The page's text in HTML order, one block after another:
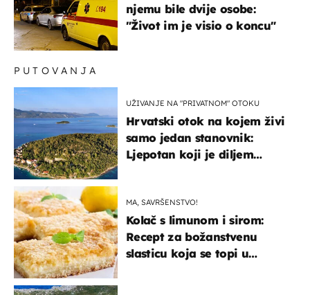
njemu bile dvije osobe:
"Život im je visio o koncu"
PUTOVANJA
UŽIVANJE NA "PRIVATNOM" OTOKU
Hrvatski otok na kojem živi
samo jedan stanovnik:
Ljepotan koji je diljem
MA, SAVRŠENSTVO!
Kolač s limunom i sirom:
Recept za božanstvenu
slasticu koja se topi u